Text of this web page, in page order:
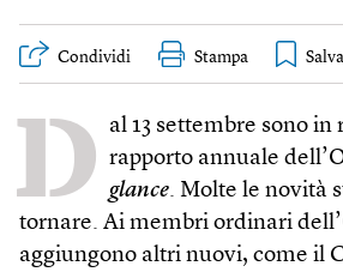
Condividi Stampa
D
al 13 settembre sono in
rapporto annuale
glance. Molte le novità
tornare. Ai membri ordinari
aggiungono altri nuovi, come il